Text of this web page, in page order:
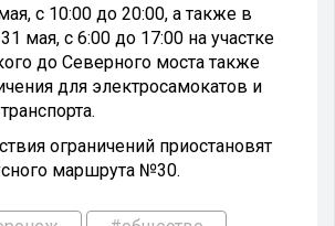
с 10:00 до 20:00, а также в
мая, с 6:00 до 17:00 на участке
до Северного моста также
для электросамокатов и
ограничений приостановят
маршрута №30.